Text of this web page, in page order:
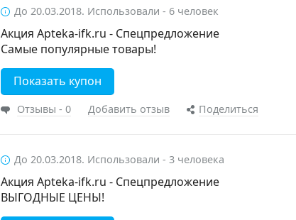
До 20.03.2018. Использовали - 6 человек
Акция Apteka-ifk.ru - Спецпредложение
Самые популярные товары!
Показать купон
Отзывы - 0 Добавить отзыв Поделиться
До 20.03.2018. Использовали - 3 человека
Акция Apteka-ifk.ru - Спецпредложение
ВЫГОДНЫЕ ЦЕНЫ!